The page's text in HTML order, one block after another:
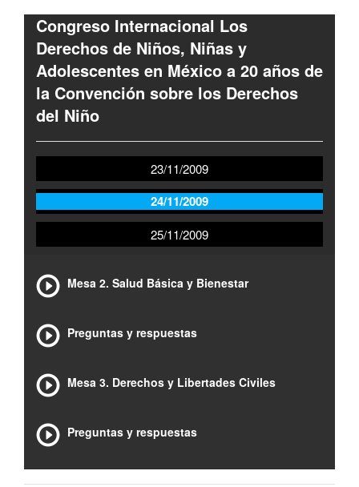
Congreso Internacional Los
Derechos de Niños, Niñas y
Adolescentes en México a 20 años de
la Convención sobre los Derechos
del Niño
23/11/2009
24/11/2009
25/11/2009
Mesa 2. Salud Básica y Bienestar
Preguntas y respuestas
Mesa 3. Derechos y Libertades Civiles
Preguntas y respuestas